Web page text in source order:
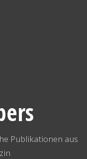
Publikationen aus